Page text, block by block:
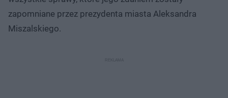
zapomniane przez prezydenta miasta Aleksandra
Miszalskiego.